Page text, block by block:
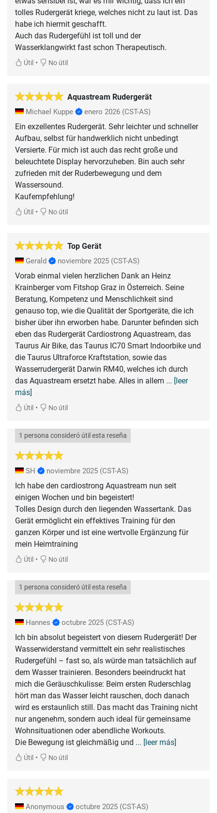
tolles Rudergerät kriege, welches nicht zu laut ist. Das
habe ich hiermit geschafft.
Auch das Rudergefühl ist toll und der
Wasserklangwirkt fast schon Therapeutisch.
Útil • No útil
Aquastream Rudergerät
Michael Kuppe enero 2026 (CST-AS)
Ein exzellentes Rudergerät. Sehr leichter und schneller
Aufbau, selbst für handwerklich nicht unbedingt
Versierte. Für mich ist auch das recht große und
beleuchtete Display hervorzuheben. Bin auch sehr
zufrieden mit der Ruderbewegung und dem
Wassersound.
Kaufempfehlung!
Útil • No útil
Top Gerät
Gerald noviembre 2025 (CST-AS)
Vorab einmal vielen herzlichen Dank an Heinz
Krainberger vom Fitshop Graz in Österreich. Seine
Beratung, Kompetenz und Menschlichkeit sind
genauso top, wie die Qualität der Sportgeräte, die ich
bisher über ihn erworben habe. Darunter befinden sich
eben das Rudergerät Cardiostrong Aquastream, das
Taurus Air Bike, das Taurus IC70 Smart Indoorbike und
die Taurus Ultraforce Kraftstation, sowie das
Wasserrudergerät Darwin RM40, welches ich durch
das Aquastream ersetzt habe. Alles in allem ... [leer
más]
Útil • No útil
1 persona consideró útil esta reseña
SH noviembre 2025 (CST-AS)
Ich habe den cardiostrong Aquastream nun seit
einigen Wochen und bin begeistert!
Tolles Design durch den liegenden Wassertank. Das
Gerät ermöglicht ein effektives Training für den
ganzen Körper und ist eine wertvolle Ergänzung für
mein Heimtraining
Útil • No útil
1 persona consideró útil esta reseña
Hannes octubre 2025 (CST-AS)
Ich bin absolut begeistert von diesem Rudergerät! Der
Wasserwiderstand vermittelt ein sehr realistisches
Rudergefühl – fast so, als würde man tatsächlich auf
dem Wasser trainieren. Besonders beeindruckt hat
mich die Geräuschkulisse: Beim ersten Ruderschlag
hört man das Wasser leicht rauschen, doch danach
wird es erstaunlich still. Das macht das Training nicht
nur angenehm, sondern auch ideal für gemeinsame
Wohnsituationen oder abendliche Workouts.
Die Bewegung ist gleichmäßig und ... [leer más]
Útil • No útil
Anonymous octubre 2025 (CST-AS)